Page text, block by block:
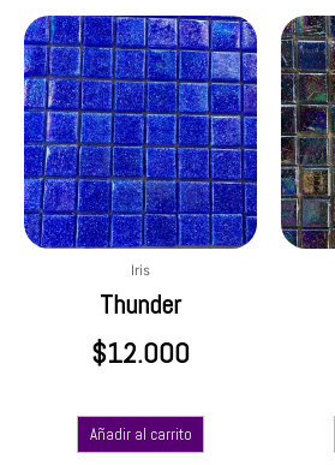
Iris
Thunder
$12.000
Añadir al carrito